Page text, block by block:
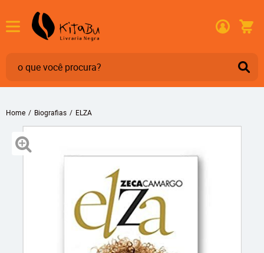
Home Biografias ELZA